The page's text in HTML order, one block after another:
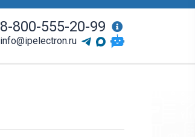
8-800-555-20-99
info@ipelectron.ru